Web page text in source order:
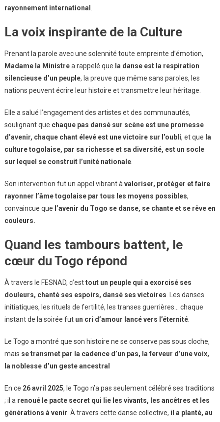
rayonnement international
La voix inspirante de la Culture
Prenant la parole avec une solennité toute empreinte d’émotion,
Madame la Ministrea rappelé que la danse est la respiration
silencieuse d’un peuple, la preuve que même sans paroles, les
nations peuvent écrire leur histoire et transmettre leur héritage.
Elle a salué l’engagement des artistes et des communautés,
soulignant que chaque pas dansé sur scène est une promesse
d’avenir, chaque chant élevé est une victoire sur l’oubli, et que la
culture togolaise, par sa richesse et sa diversité, est un socle
sur lequel se construit l’unité nationale.
Son intervention fut un appel vibrant à valoriser, protéger et faire
rayonner l’âme togolaise par tous les moyens possibles,
convaincue que l’avenir du Togo se danse, se chante et se rêve en
couleurs.
Quand les tambours battent, le
cœur du Togo répond
À travers le FESNAD, c’esttout un peuple qui a exorcisé ses
douleurs, chanté ses espoirs, dansé ses victoires . Les danses
initiatiques, les rituels de fertilité, les transes guerrières… chaque
instant de la soirée fut un cri d’amour lancé vers l’éternité.
Le Togo a montré que son histoire ne se conserve pas sous cloche,
mais se transmet par la cadence d’un pas, la ferveur d’une voix,
la noblesse d’un geste ancestral
En ce 26 avril 2025, le Togo n’a pas seulement célébré ses traditions
; il a renoué le pacte secret qui lie les vivants, les ancêtres et les
générations à venir . À travers cette danse collective, il a planté, au